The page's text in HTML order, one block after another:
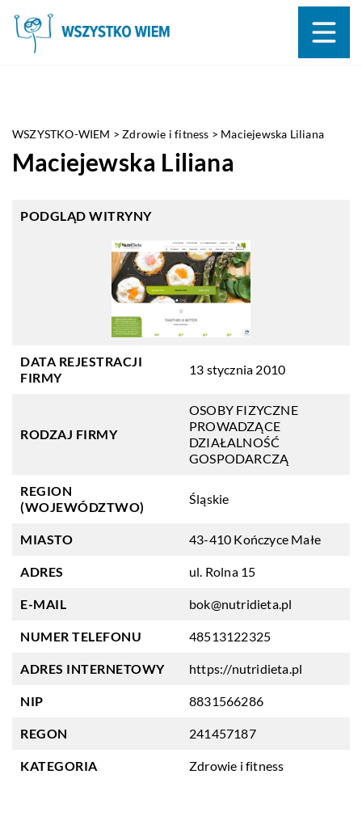
WSZYSTKO-WIEM >Zdrowie i fitness > Maciejewska Liliana
Maciejewska Liliana
PODGLĄD WITRYNY
DATA REJESTRACJI
FIRMY
13 stycznia 2010
RODZAJ FIRMY
OSOBY FIZYCZNE
PROWADZĄCE
DZIAŁALNOŚĆ
GOSPODARCZĄ
REGION
(WOJEWÓDZTWO)
Śląskie
MIASTO 43-410 Kończyce Małe
ADRES ul. Rolna 15
E-MAIL bok@nutridieta.pl
NUMER TELEFONU 48513122325
ADRES INTERNETOWY https://nutridieta.pl
NIP 8831566286
REGON 241457187
KATEGORIA Zdrowie i fitness